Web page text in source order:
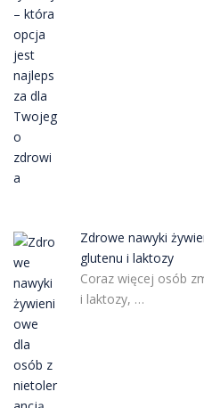
Zdrowe nawyki
glutenu i laktozy
Coraz więcej osób
i laktozy, …